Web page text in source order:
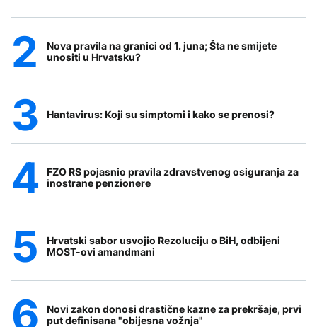
Nova pravila na granici od 1. juna; Šta ne smijete
unositi u Hrvatsku?
Hantavirus: Koji su simptomi i kako se prenosi?
FZO RS pojasnio pravila zdravstvenog osiguranja za
inostrane penzionere
Hrvatski sabor usvojio Rezoluciju o BiH, odbijeni
MOST-ovi amandmani
Novi zakon donosi drastične kazne za prekršaje, prvi
put definisana "obijesna vožnja"